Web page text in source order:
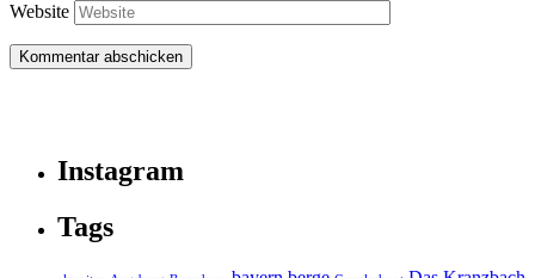
Website
Instagram
Tags